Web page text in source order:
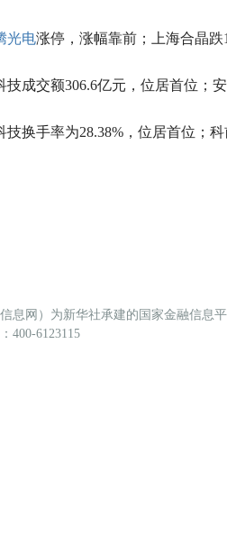
光电涨停，涨幅靠前；上海合晶跌
技成交额306.6亿元，位居首位；
换手率为28.38%，位居首位；科
息网）为新华社承建的国家金融信息
400-6123115